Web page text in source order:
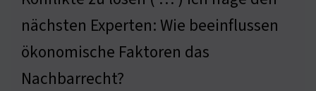
nächsten Experten: Wie beeinflussen
ökonomische Faktoren das
Nachbarrecht?